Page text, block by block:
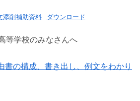
削補助資料 ダウンロード
等学校のみなさんへ
書の構成、書き出し、例文をわかり